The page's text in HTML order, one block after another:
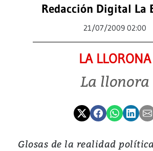
Redacción Digital La
21/07/2009 02:00
LA LLORONA
La llonora
Glosas de la realidad